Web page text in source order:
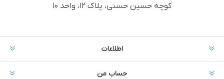
کوچه حسین حسنی، پلاک ۱۲، واحد ۱۰
اطلاعات
حساب من